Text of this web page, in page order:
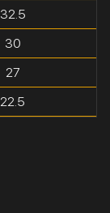
32.5
30
27
22.5